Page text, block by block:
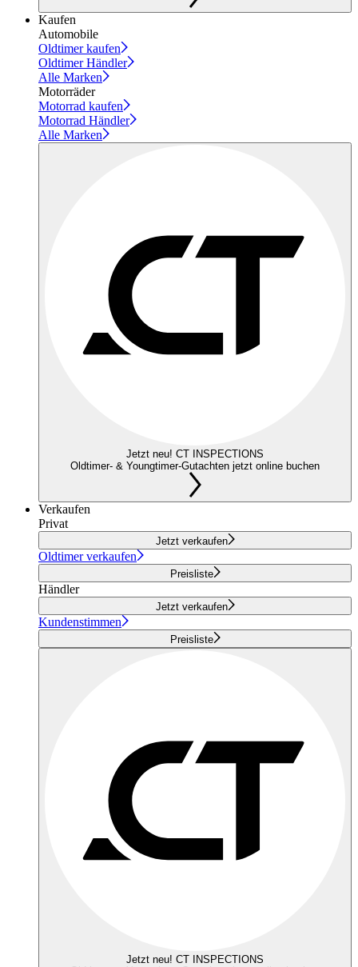
Kaufen
Automobile
Oldtimer kaufen
Oldtimer Händler
Alle Marken
Motorräder
Motorrad kaufen
Motorrad Händler
Alle Marken
Jetzt neu! CT INSPECTIONS
Oldtimer- & Youngtimer-Gutachten jetzt online buchen
Verkaufen
Privat
Jetzt verkaufen
Oldtimer verkaufen
Preisliste
Händler
Jetzt verkaufen
Kundenstimmen
Preisliste
Jetzt neu! CT INSPECTIONS